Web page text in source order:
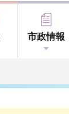
市政情報